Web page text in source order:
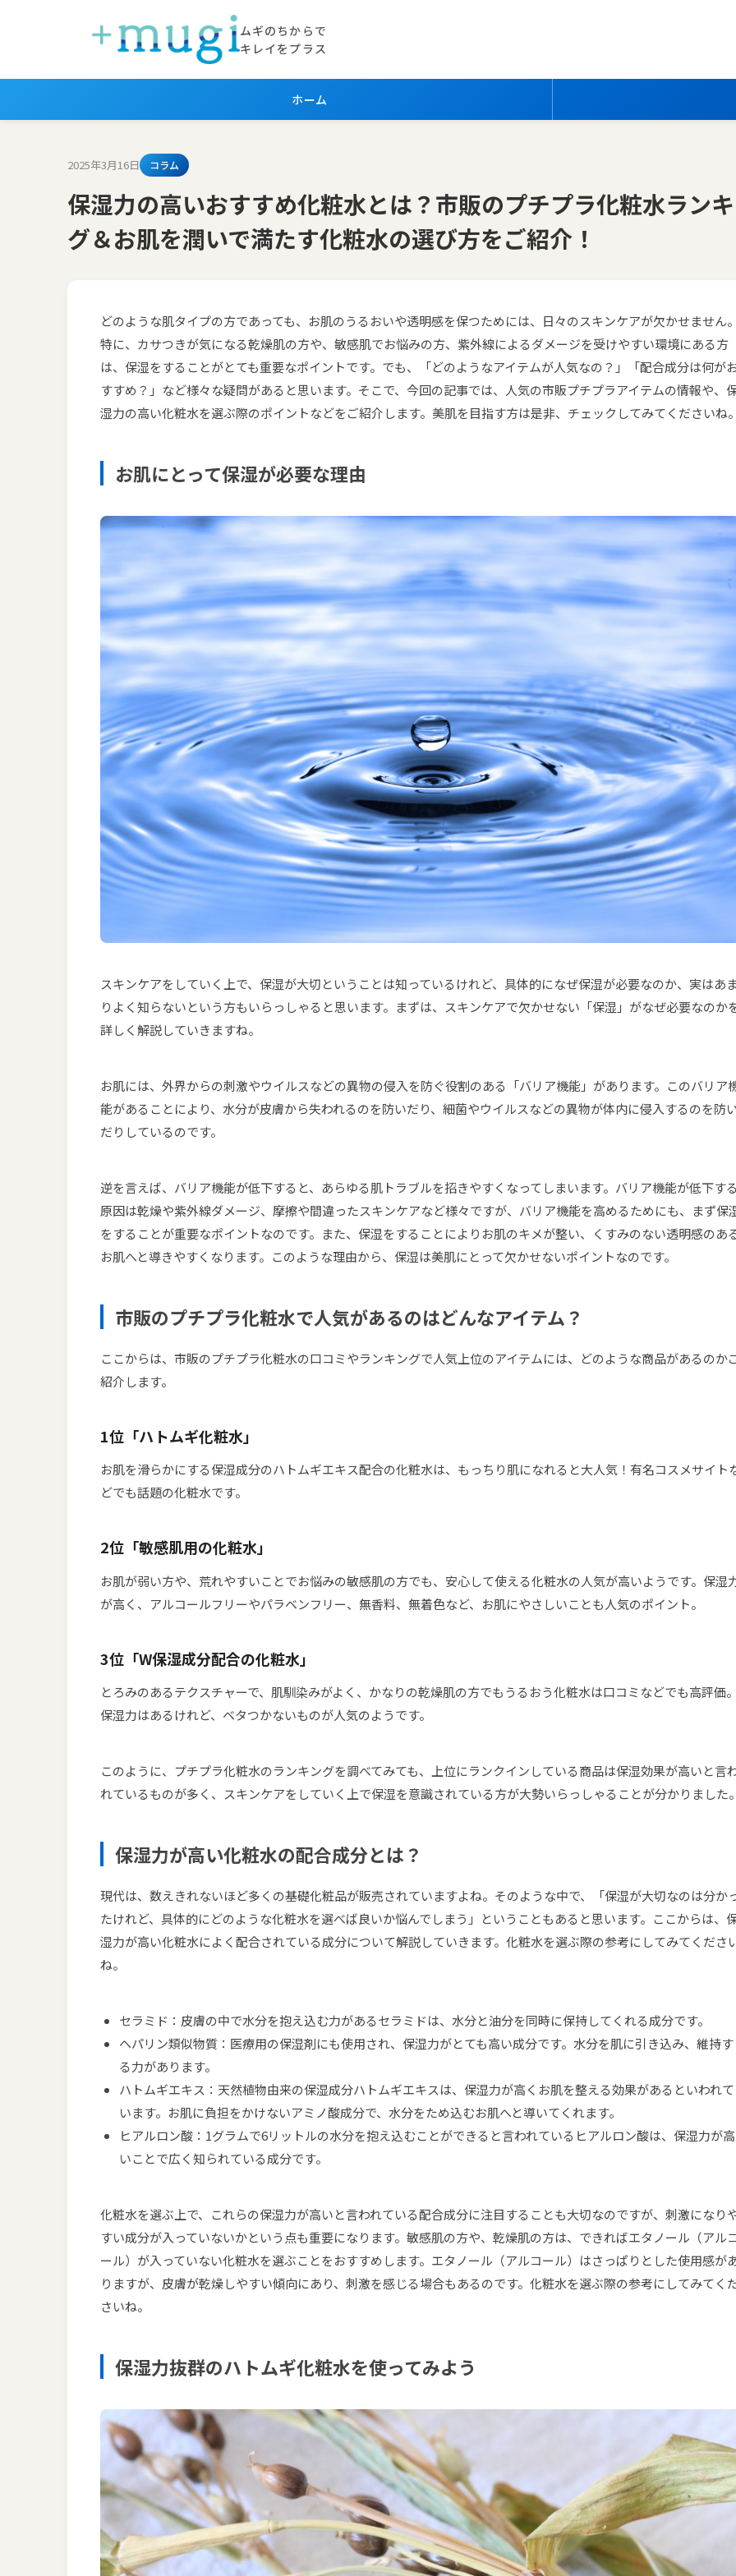
ムギのちからで
キレイをプラス
ホーム
2025年3月16日 コラム
保湿力の高いおすすめ化粧水とは？市販のプチプラ化粧水ラン
グ＆お肌を潤いで満たす化粧水の選び方をご紹介！
どのような肌タイプの方であっても、お肌のうるおいや透明感を保つためには、日々のスキンケアが欠かせません。
特に、カサつきが気になる乾燥肌の方や、敏感肌でお悩みの方、紫外線によるダメージを受けやすい環境にある方
は、保湿をすることがとても重要なポイントです。でも、「どのようなアイテムが人気なの？」「配合成分は何が
すすめ？」など様々な疑問があると思います。そこで、今回の記事では、人気の市販プチプラアイテムの情報や、
湿力の高い化粧水を選ぶ際のポイントなどをご紹介します。美肌を目指す方は是非、チェックしてみてくださいね。
お肌にとって保湿が必要な理由
スキンケアをしていく上で、保湿が大切ということは知っているけれど、具体的になぜ保湿が必要なのか、実はあま
りよく知らないという方もいらっしゃると思います。まずは、スキンケアで欠かせない「保湿」がなぜ必要なのか
詳しく解説していきますね。
お肌には、外界からの刺激やウイルスなどの異物の侵入を防ぐ役割のある「バリア機能」があります。このバリア
能があることにより、水分が皮膚から失われるのを防いだり、細菌やウイルスなどの異物が体内に侵入するのを防
だりしているのです。
逆を言えば、バリア機能が低下すると、あらゆる肌トラブルを招きやすくなってしまいます。バリア機能が低下する
原因は乾燥や紫外線ダメージ、摩擦や間違ったスキンケアなど様々ですが、バリア機能を高めるためにも、まず保
をすることが重要なポイントなのです。また、保湿をすることによりお肌のキメが整い、くすみのない透明感のあ
お肌へと導きやすくなります。このような理由から、保湿は美肌にとって欠かせないポイントなのです。
市販のプチプラ化粧水で人気があるのはどんなアイテム？
ここからは、市販のプチプラ化粧水の口コミやランキングで人気上位のアイテムには、どのような商品があるのか
紹介します。
1位「ハトムギ化粧水」
お肌を滑らかにする保湿成分のハトムギエキス配合の化粧水は、もっちり肌になれると大人気！有名コスメサイト
どでも話題の化粧水です。
2位「敏感肌用の化粧水」
お肌が弱い方や、荒れやすいことでお悩みの敏感肌の方でも、安心して使える化粧水の人気が高いようです。保湿
が高く、アルコールフリーやパラベンフリー、無香料、無着色など、お肌にやさしいことも人気のポイント。
3位「W保湿成分配合の化粧水」
とろみのあるテクスチャーで、肌馴染みがよく、かなりの乾燥肌の方でもうるおう化粧水は口コミなどでも高評価。
保湿力はあるけれど、ベタつかないものが人気のようです。
このように、プチプラ化粧水のランキングを調べてみても、上位にランクインしている商品は保湿効果が高いと言
れているものが多く、スキンケアをしていく上で保湿を意識されている方が大勢いらっしゃることが分かりました。
保湿力が高い化粧水の配合成分とは？
現代は、数えきれないほど多くの基礎化粧品が販売されていますよね。そのような中で、「保湿が大切なのは分か
たけれど、具体的にどのような化粧水を選べば良いか悩んでしまう」ということもあると思います。ここからは、
湿力が高い化粧水によく配合されている成分について解説していきます。化粧水を選ぶ際の参考にしてみてくださ
ね。
セラミド：皮膚の中で水分を抱え込む力があるセラミドは、水分と油分を同時に保持してくれる成分です。
ヘパリン類似物質：医療用の保湿剤にも使用され、保湿力がとても高い成分です。水分を肌に引き込み、維持す
る力があります。
ハトムギエキス：天然植物由来の保湿成分ハトムギエキスは、保湿力が高くお肌を整える効果があるといわれて
います。お肌に負担をかけないアミノ酸成分で、水分をため込むお肌へと導いてくれます。
ヒアルロン酸：1グラムで6リットルの水分を抱え込むことができると言われているヒアルロン酸は、保湿力が高
いことで広く知られている成分です。
化粧水を選ぶ上で、これらの保湿力が高いと言われている配合成分に注目することも大切なのですが、刺激になり
すい成分が入っていないかという点も重要になります。敏感肌の方や、乾燥肌の方は、できればエタノール（アル
ール）が入っていない化粧水を選ぶことをおすすめします。エタノール（アルコール）はさっぱりとした使用感が
りますが、皮膚が乾燥しやすい傾向にあり、刺激を感じる場合もあるのです。化粧水を選ぶ際の参考にしてみてく
さいね。
保湿力抜群のハトムギ化粧水を使ってみよう